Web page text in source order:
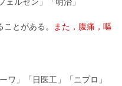
とがある。
また，腹痛，嘔
ワ」「日医工」「ニプロ」